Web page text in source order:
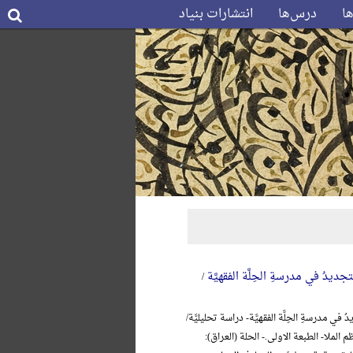
درس‌ها انتشارات بنیاد
في مدرسةِ الحِلَّة الفقهیَّة/
في مدرسةِ الحِلَّة الفقهیَّة- دراسة تحلیلیَّة/
الملا- الطبعة الاولی.- الحلة (العراق):